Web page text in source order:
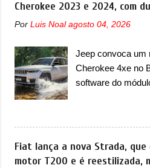
Nesse ano
anos ganhava
zero, apelidada de
arredondadas.
Era o Pointer,
que chegava
invasão de 1994
franceses,
Cherokee 2023 e 2024, com
Por Luis Noal agosto 04, 2026
Jeep convoca um
Cherokee 4xe no
software do
Jeep convocou
um chamado que
Grand Cherokee
Limited, com
Fiat lança a nova Strada, que
motor T200 e é reestilizada,